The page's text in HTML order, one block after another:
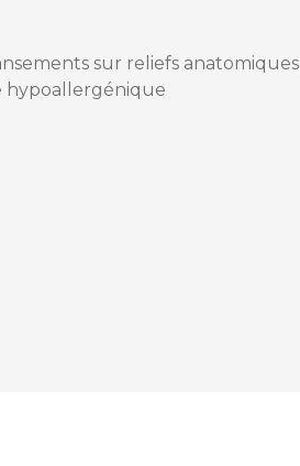
sur reliefs anatomiques
hypoallergénique